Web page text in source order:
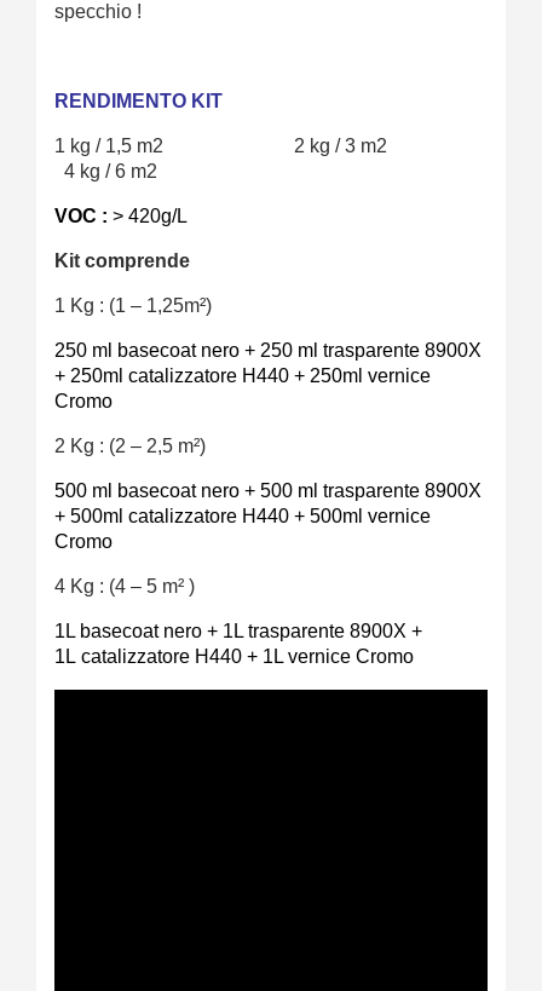
specchio !
RENDIMENTO KIT
1 kg / 1,5 m2 2 kg / 3 m2
4 kg / 6 m2
VOC : > 420g/L
Kit comprende
1 Kg : (1 – 1,25m²)
250 ml basecoat nero + 250 ml trasparente 8900X
+ 250ml catalizzatore H440 + 250ml vernice
Cromo
2 Kg : (2 – 2,5 m²)
500 ml basecoat nero + 500 ml trasparente 8900X
+ 500ml catalizzatore H440 + 500ml vernice
Cromo
4 Kg : (4 – 5 m² )
1L basecoat nero + 1L trasparente 8900X +
1L catalizzatore H440 + 1L vernice Cromo